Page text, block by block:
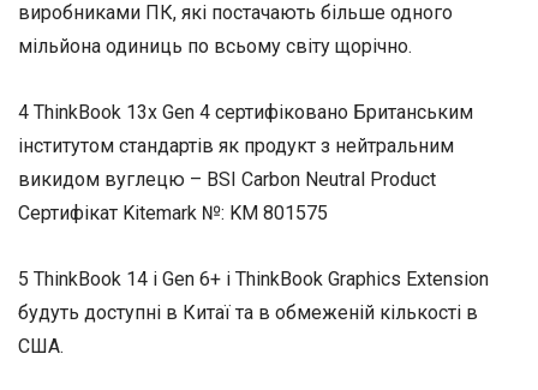
виробниками ПК, які постачають більше одного
мільйона одиниць по всьому світу щорічно.
4 ThinkBook 13x Gen 4 сертифіковано Британським
інститутом стандартів як продукт з нейтральним
викидом вуглецю – BSI Carbon Neutral Product
Сертифікат Kitemark №: KM 801575
5 ThinkBook 14 i Gen 6+ і ThinkBook Graphics Extension
будуть доступні в Китаї та в обмеженій кількості в
США.